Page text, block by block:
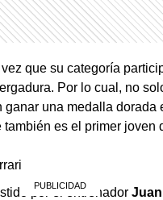
que su categoría
Por lo cual, no
ganar una medalla dorada
es el primer joven
por el entrenador